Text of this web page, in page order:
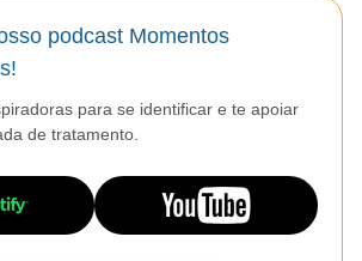
podcast Momentos
para se identificar e te apoiar
de tratamento.